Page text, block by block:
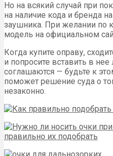
Но на всякий случай при
на наличие кода и бренда
заушника. При желании по
модель на официальном
Когда купите оправу,
и попросите вставить в
соглашаются — будьте к
поможет решение суда о
незаконно.